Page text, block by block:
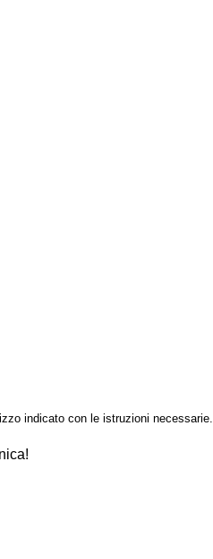
indicato con le istruzioni necessarie.